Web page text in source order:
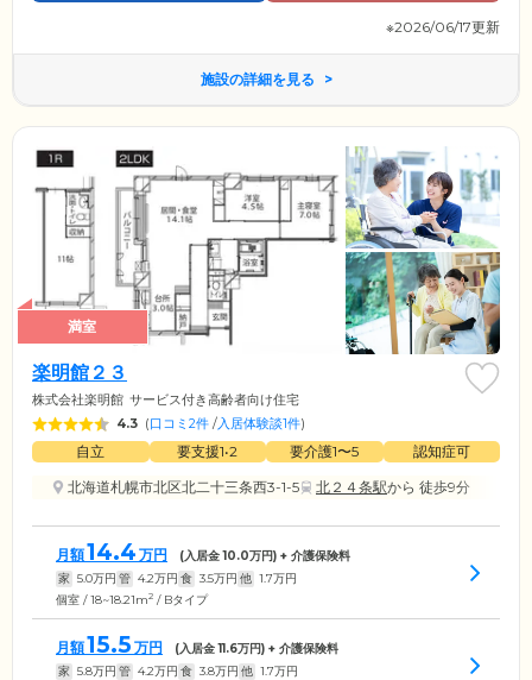
※2026/06/17更新
施設の詳細を見る
満室
楽明館２３
株式会社楽明館 サービス付き高齢者向け住宅
4.3 (口コミ2件 /入居体験談1件)
自立 要支援1•2 要介護1〜5
認知症可
北海道札幌市北区北二十三条西3-1-5
北２４条駅から 徒歩9分
月額14.4 万円 (入居金10.0万円) + 介護保険料
家 5.0万円 管 4.2万円 食 3.5万円 他 1.7万円
個室 / 18~18.21m2 / Bタイプ
月額15.5 万円 (入居金11.6万円) + 介護保険料
家 5.8万円 管 4.2万円 食 3.8万円 他 1.7万円